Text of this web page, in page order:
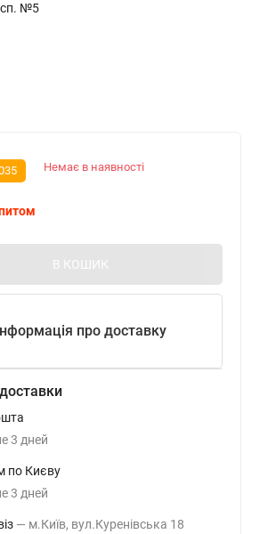
№5
Немає в наявності
В КОШИК
про доставку
3 дней
по Києву
3 дней
м.Київ, вул.Куренівська 18